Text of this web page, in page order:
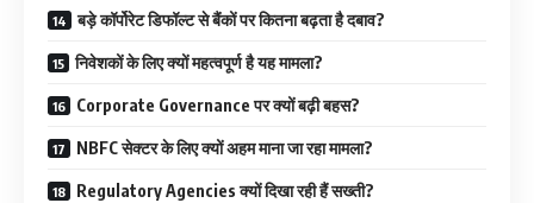
बड़े कॉर्पोरेट डिफॉल्ट से बैंकों पर कितना बढ़ता है दबाव?
निवेशकों के लिए क्यों महत्वपूर्ण है यह मामला?
Corporate Governance पर क्यों बढ़ी बहस?
NBFC सेक्टर के लिए क्यों अहम माना जा रहा मामला?
Regulatory Agencies क्यों दिखा रही हैं सख्ती?